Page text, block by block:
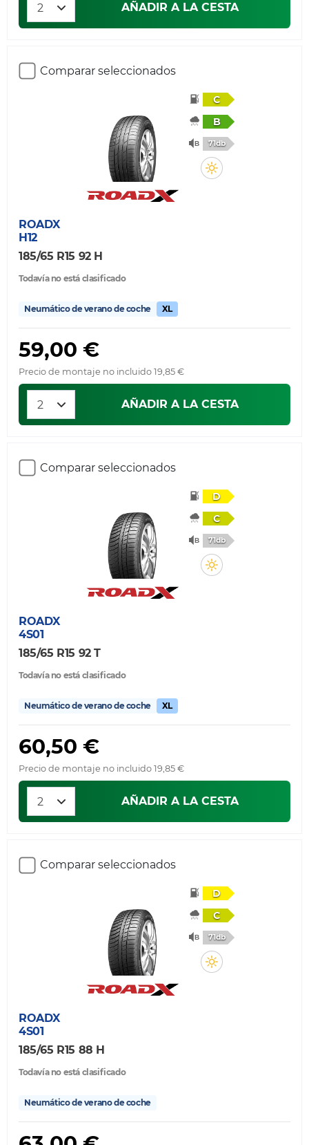
AÑADIR A LA CESTA
Comparar seleccionados
C
B
71db
ROADX
H12
185/65 R15 92 H
Todavía no está clasificado
Neumático de verano de coche XL
59,00 €
Precio de montaje no incluido 19,85 €
AÑADIR A LA CESTA
Comparar seleccionados
D
C
71db
ROADX
4S01
185/65 R15 92 T
Todavía no está clasificado
Neumático de verano de coche XL
60,50 €
Precio de montaje no incluido 19,85 €
AÑADIR A LA CESTA
Comparar seleccionados
D
C
71db
ROADX
4S01
185/65 R15 88 H
Todavía no está clasificado
Neumático de verano de coche